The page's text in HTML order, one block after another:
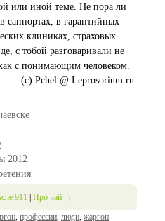
или иной теме. Не пора ли
саппортах, в гарантийных
клиниках, страховых
с тобой разговаривали не
с понимающим человеком.
(с) Pchel @ Leprosorium.ru
2012
911 Про чай →
, профессии, люди, жаргон